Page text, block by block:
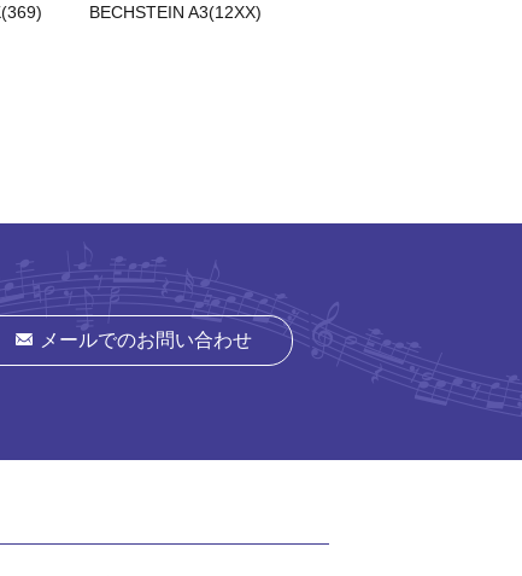
BECHSTEIN A3(12XX) RAMEAU 122
メールでのお問い合わせ